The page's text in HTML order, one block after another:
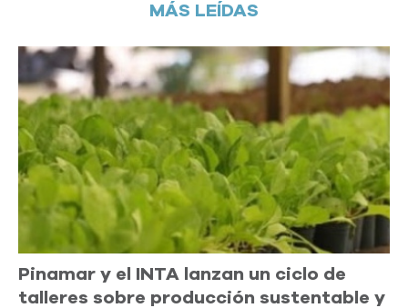
MÁS LEÍDAS
Pinamar y el INTA lanzan un ciclo de
talleres sobre producción sustentable y